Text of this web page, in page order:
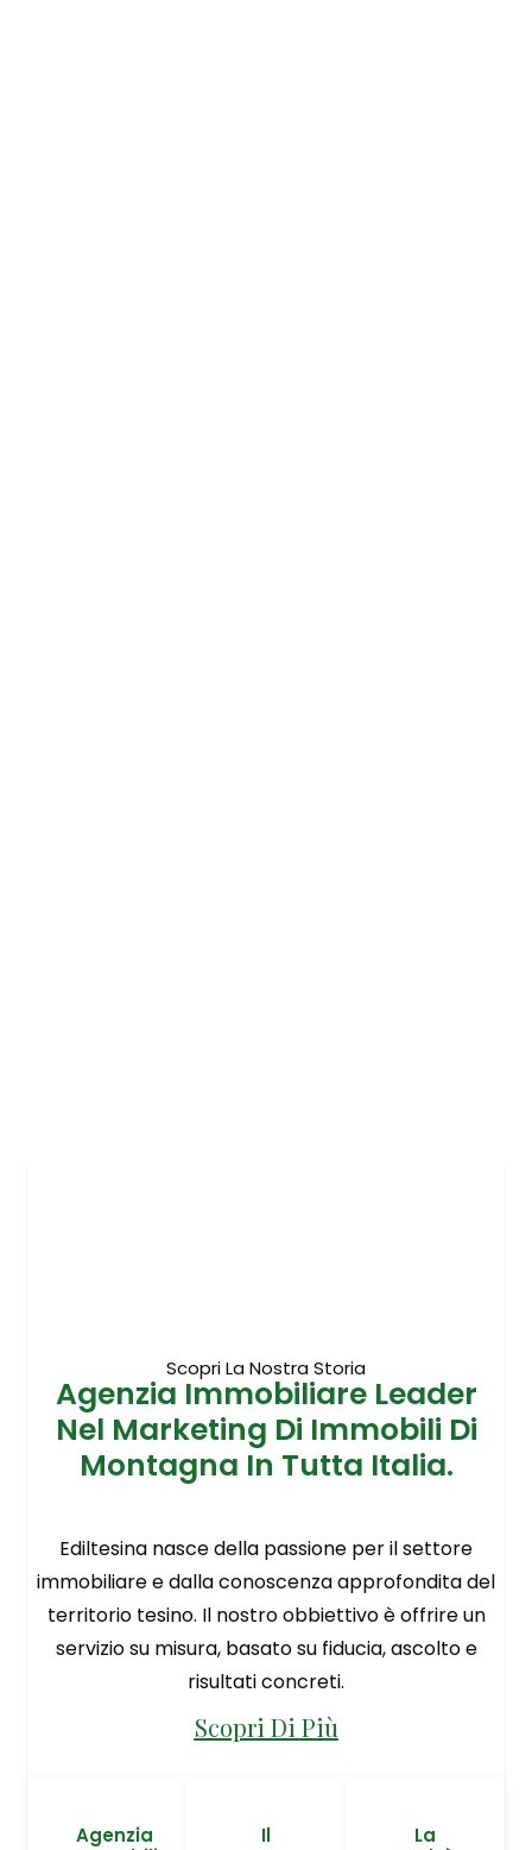
Scopri La Nostra Storia
Agenzia Immobiliare Leader
Nel Marketing Di Immobili Di
Montagna In Tutta Italia.
Ediltesina nasce della passione per il settore
immobiliare e dalla conoscenza approfondita del
territorio tesino. Il nostro obbiettivo è offrire un
servizio su misura, basato su fiducia, ascolto e
risultati concreti.
Scopri Di Più
Agenzia
Il
La